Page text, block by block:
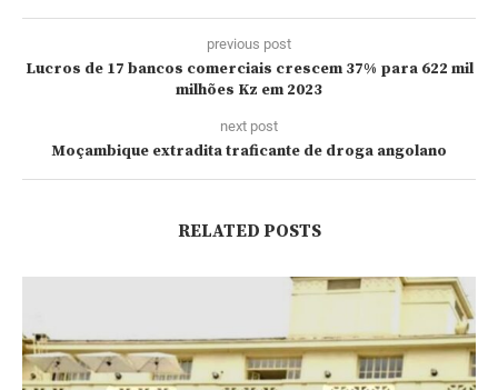
previous post
Lucros de 17 bancos comerciais crescem 37% para 622 mil
milhões Kz em 2023
next post
Moçambique extradita traficante de droga angolano
RELATED POSTS